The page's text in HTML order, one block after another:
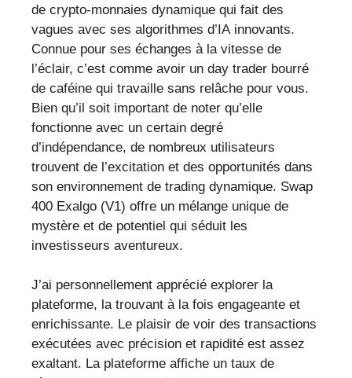
de crypto-monnaies dynamique qui fait des
vagues avec ses algorithmes d’IA innovants.
Connue pour ses échanges à la vitesse de
l’éclair, c’est comme avoir un day trader bourré
de caféine qui travaille sans relâche pour vous.
Bien qu’il soit important de noter qu’elle
fonctionne avec un certain degré
d’indépendance, de nombreux utilisateurs
trouvent de l’excitation et des opportunités dans
son environnement de trading dynamique. Swap
400 Exalgo (V1) offre un mélange unique de
mystère et de potentiel qui séduit les
investisseurs aventureux.
J’ai personnellement apprécié explorer la
plateforme, la trouvant à la fois engageante et
enrichissante. Le plaisir de voir des transactions
exécutées avec précision et rapidité est assez
exaltant. La plateforme affiche un taux de